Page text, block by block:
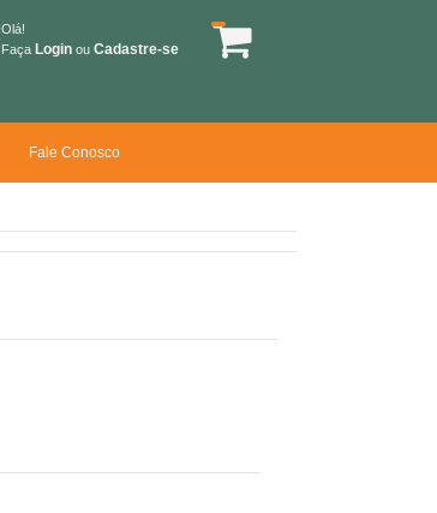
Olá!
Faça Login ou Cadastre-se
Fale Conosco